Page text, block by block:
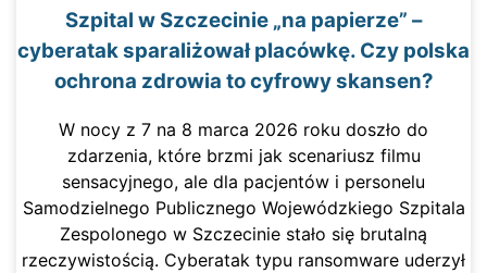
Szpital w Szczecinie „na papierze” –
cyberatak sparaliżował placówkę. Czy polska
ochrona zdrowia to cyfrowy skansen?
W nocy z 7 na 8 marca 2026 roku doszło do
zdarzenia, które brzmi jak scenariusz filmu
sensacyjnego, ale dla pacjentów i personelu
Samodzielnego Publicznego Wojewódzkiego Szpitala
Zespolonego w Szczecinie stało się brutalną
rzeczywistością. Cyberatak typu ransomware uderzył